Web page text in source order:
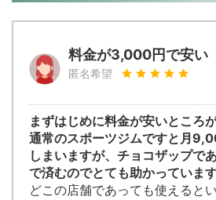
料金が3,000円で安い
匿名希望
まずはじめに料金が安いところ
通常のスポーツジムですと月
しまいますが、チョコザップで
で済むのでとても助かっています
どこの店舗であっても使えると